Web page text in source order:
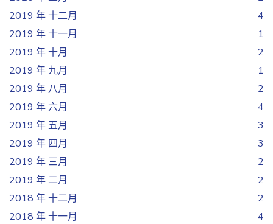
2019 年 十二月
4
2019 年 十一月
1
2019 年 十月
2
2019 年 九月
1
2019 年 八月
2
2019 年 六月
4
2019 年 五月
3
2019 年 四月
3
2019 年 三月
2
2019 年 二月
2
2018 年 十二月
2
2018 年 十一月
4